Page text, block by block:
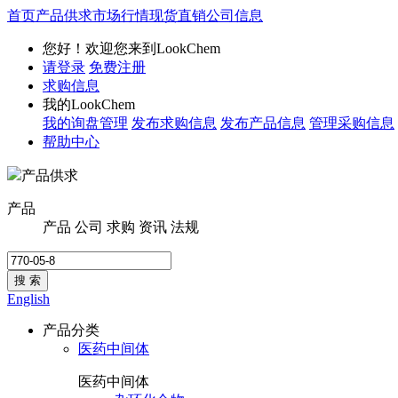
首页产品供求市场行情现货直销公司信息
您好！欢迎您来到LookChem
请登录 免费注册
求购信息
我的LookChem
我的询盘管理 发布求购信息 发布产品信息 管理采购信息
帮助中心
产品供求
产品
产品 公司 求购 资讯 法规
搜 索
English
产品分类
医药中间体
医药中间体